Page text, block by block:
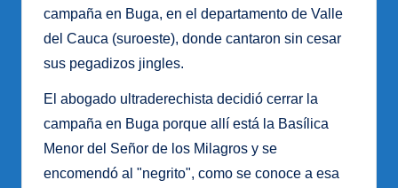
campaña en Buga, en el departamento de Valle
del Cauca (suroeste), donde cantaron sin cesar
sus pegadizos jingles.
El abogado ultraderechista decidió cerrar la
campaña en Buga porque allí está la Basílica
Menor del Señor de los Milagros y se
encomendó al "negrito", como se conoce a esa